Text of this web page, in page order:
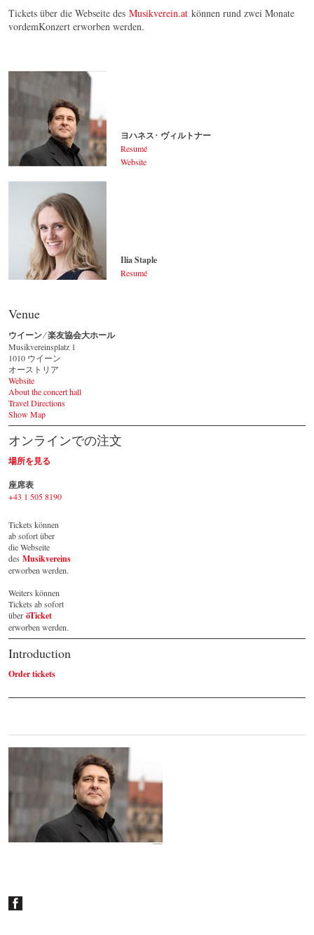
Tickets über die Webseite des Musikverein.at können rund zwei Monate
vordemKonzert erworben werden.
ヨハネス･ ヴィルトナー
Resumé
Website
Ilia Staple
Resumé
Venue
ウイーン ⁄ 楽友協会大ホール
Musikvereinsplatz 1
1010 ウイーン
オーストリア
Website
About the concert hall
Travel Directions
Show Map
オンラインでの注文
場所を見る
座席表
+43 1 505 8190
Tickets können
ab sofort über
die Webseite
des Musikvereins
erworben werden.
Weiters können
Tickets ab sofort
über öTicket
erworben werden.
Introduction
Order tickets